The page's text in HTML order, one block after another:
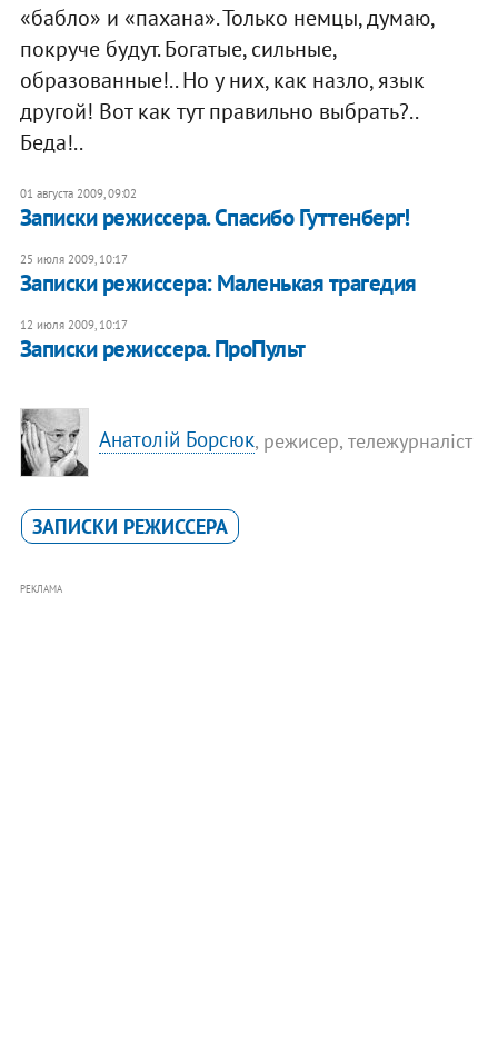
«бабло» и «пахана». Только немцы, думаю,
покруче будут. Богатые, сильные,
образованные!.. Но у них, как назло, язык
другой! Вот как тут правильно выбрать?..
Беда!..
01 августа 2009, 09:02
Записки режиссера. Спасибо Гуттенберг!
25 июля 2009, 10:17
Записки режиссера: Маленькая трагедия
12 июля 2009, 10:17
Записки режиссера. ПроПульт
Анатолій Борсюк, режисер, тележурналіст
ЗАПИСКИ РЕЖИССЕРА
РЕКЛАМА